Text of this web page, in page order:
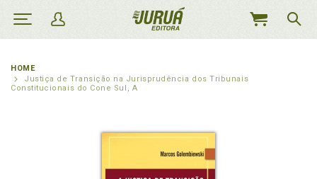
MEU
HOME
Justiça de Transição na Jurisprudência dos Tribunais
Constitucionais do Cone Sul, A